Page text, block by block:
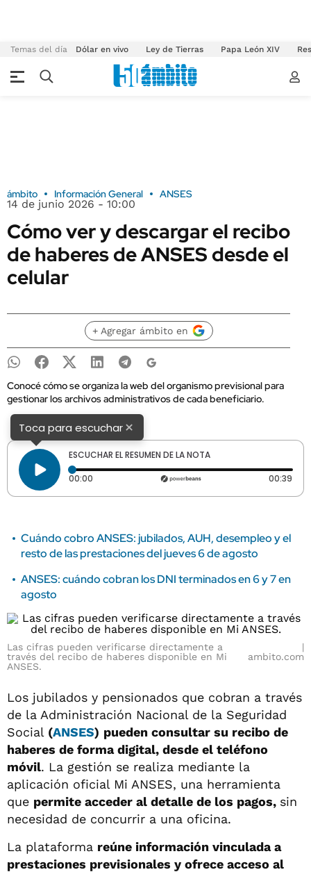
Temas del día Dólar en vivo Ley de Tierras Papa León XIV
ámbito Información General ANSES
14 de junio 2026 - 10:00
Cómo ver y descargar el recibo
de haberes de ANSES desde el
celular
+ Agregar ámbito en
Conocé cómo se organiza la web del organismo previsional para
gestionar los archivos administrativos de cada beneficiario.
Toca para escuchar×
ESCUCHAR EL RESUMEN DE LA NOTA
00:00 Tiempo transcurrido: 0 segundos 00:39
Cuándo cobro ANSES: jubilados, AUH, desempleo y el
resto de las prestaciones del jueves 6 de agosto
ANSES: cuándo cobran los DNI terminados en 6 y 7 en
agosto
Las cifras pueden verificarse directamente a
través del recibo de haberes disponible en Mi
ANSES.
ambito.com
Los jubilados y pensionados que cobran a través
de la Administración Nacional de la Seguridad
Social (ANSES) pueden consultar su recibo de
haberes de forma digital, desde el teléfono
móvil. La gestión se realiza mediante la
aplicación oficial Mi ANSES, una herramienta
que permite acceder al detalle de los pagos, sin
necesidad de concurrir a una oficina.
La plataforma reúne información vinculada a
prestaciones previsionales y ofrece acceso al